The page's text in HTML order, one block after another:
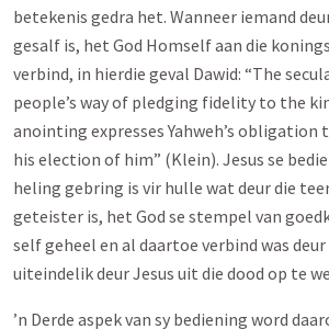
betekenis gedra het. Wanneer iemand
gesalf is, het God Homself aan die
verbind, in hierdie geval Dawid: “The
people’s way of pledging fidelity to the
anointing expresses Yahweh’s
his election of him” (Klein). Jesus se
heling gebring is vir hulle wat deur die
geteister is, het God se stempel van
self geheel en al daartoe verbind was
uiteindelik deur Jesus uit die dood op te
’n Derde aspek van sy bediening word